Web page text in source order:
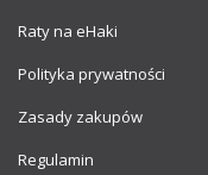
Raty na eHaki
Polityka prywatności
Zasady zakupów
Regulamin